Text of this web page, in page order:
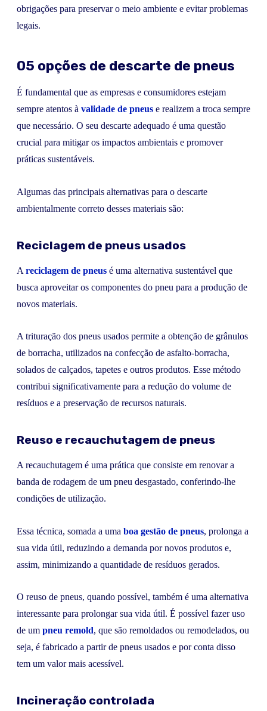
obrigações para preservar o meio ambiente e evitar problemas
legais.
05 opções de descarte de pneus
É fundamental que as empresas e consumidores estejam
sempre atentos à validade de pneus e realizem a troca sempre
que necessário. O seu descarte adequado é uma questão
crucial para mitigar os impactos ambientais e promover
práticas sustentáveis.
Algumas das principais alternativas para o descarte
ambientalmente correto desses materiais são:
Reciclagem de pneus usados
A reciclagem de pneus é uma alternativa sustentável que
busca aproveitar os componentes do pneu para a produção de
novos materiais.
A trituração dos pneus usados permite a obtenção de grânulos
de borracha, utilizados na confecção de asfalto-borracha,
solados de calçados, tapetes e outros produtos. Esse método
contribui significativamente para a redução do volume de
resíduos e a preservação de recursos naturais.
Reuso e recauchutagem de pneus
A recauchutagem é uma prática que consiste em renovar a
banda de rodagem de um pneu desgastado, conferindo-lhe
condições de utilização.
Essa técnica, somada a uma boa gestão de pneus, prolonga a
sua vida útil, reduzindo a demanda por novos produtos e,
assim, minimizando a quantidade de resíduos gerados.
O reuso de pneus, quando possível, também é uma alternativa
interessante para prolongar sua vida útil. É possível fazer uso
de um pneu remold, que são remoldados ou remodelados, ou
seja, é fabricado a partir de pneus usados e por conta disso
tem um valor mais acessível.
Incineração controlada